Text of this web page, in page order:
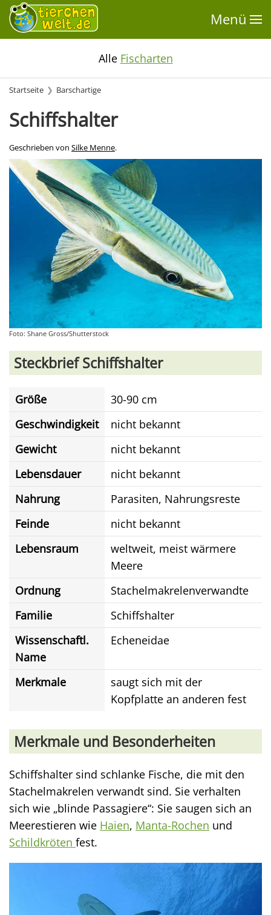
Menü
Alle Fischarten
Startseite Barschartige
Schiffshalter
Geschrieben von Silke Menne.
Foto: Shane Gross/Shutterstock
Steckbrief Schiffshalter
Größe
30-90 cm
Geschwindigkeit
nicht bekannt
Gewicht
nicht bekannt
Lebensdauer
nicht bekannt
Nahrung
Parasiten, Nahrungsreste
Feinde
nicht bekannt
Lebensraum
weltweit, meist wärmere
Meere
Ordnung
Stachelmakrelenverwandte
Familie
Schiffshalter
Wissenschaftl.
Name
Echeneidae
Merkmale
saugt sich mit der
Kopfplatte an anderen fest
Merkmale und Besonderheiten
Schiffshalter sind schlanke Fische, die mit den
Stachelmakrelen verwandt sind. Sie verhalten
sich wie „blinde Passagiere“: Sie saugen sich an
Meerestieren wie Haien, Manta-Rochen und
Schildkröten fest.